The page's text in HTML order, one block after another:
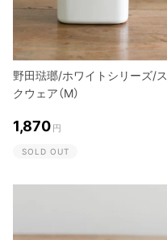
野田琺瑯/ホワイトシリーズ/ス
クウェア（M）
1,870 円
SOLD OUT